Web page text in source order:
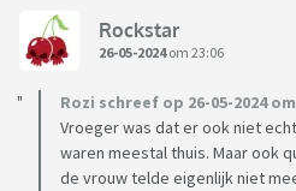
Rockstar
26-05-2024om 23:06
Rozi schreef op 26-05-2024 om
Vroeger was dat er ook niet
waren meestal thuis. Maar ook
de vrouw telde eigenlijk niet